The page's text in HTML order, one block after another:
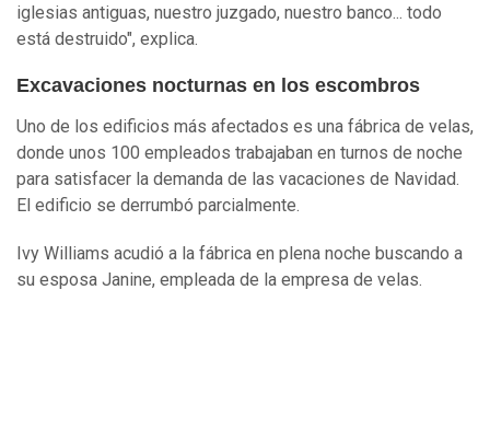
iglesias antiguas, nuestro juzgado, nuestro banco... todo
está destruido", explica.
Excavaciones nocturnas en los escombros
Uno de los edificios más afectados es una fábrica de velas,
donde unos 100 empleados trabajaban en turnos de noche
para satisfacer la demanda de las vacaciones de Navidad.
El edificio se derrumbó parcialmente.
Ivy Williams acudió a la fábrica en plena noche buscando a
su esposa Janine, empleada de la empresa de velas.